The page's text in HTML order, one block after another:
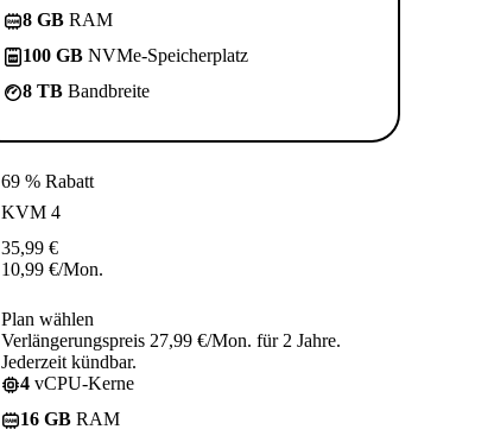
8 GB RAM
100 GB NVMe-Speicherplatz
8 TB Bandbreite
69 % Rabatt
KVM 4
35,99 €
10,99 €/Mon.
Plan wählen
Verlängerungspreis 27,99 €/Mon. für 2 Jahre.
Jederzeit kündbar.
4 vCPU-Kerne
16 GB RAM